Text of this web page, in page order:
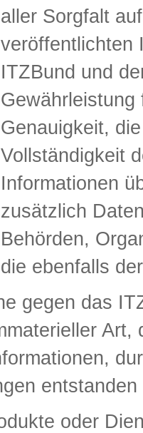
aller Sorgfalt
veröffentlichten
ITZBund und
Genauigkeit,
Vollständigkeit
Informationen
zusätzlich
Behörden,
die ebenfalls
gegen das
oder